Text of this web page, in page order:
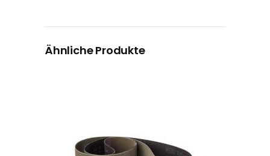
Ähnliche Produkte